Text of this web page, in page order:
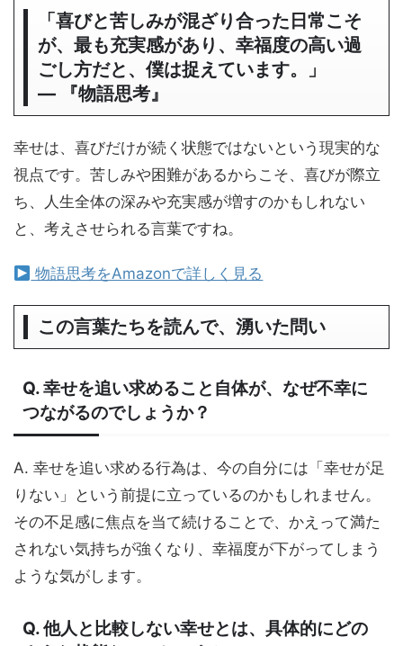
「喜びと苦しみが混ざり合った日常こそ
が、最も充実感があり、幸福度の高い過
ごし方だと、僕は捉えています。」
― 『物語思考』
幸せは、喜びだけが続く状態ではないという現実的な
視点です。苦しみや困難があるからこそ、喜びが際立
ち、人生全体の深みや充実感が増すのかもしれない
と、考えさせられる言葉ですね。
物語思考をAmazonで詳しく見る
この言葉たちを読んで、湧いた問い
Q. 幸せを追い求めること自体が、なぜ不幸に
つながるのでしょうか？
A. 幸せを追い求める行為は、今の自分には「幸せが足
りない」という前提に立っているのかもしれません。
その不足感に焦点を当て続けることで、かえって満た
されない気持ちが強くなり、幸福度が下がってしまう
ような気がします。
Q. 他人と比較しない幸せとは、具体的にどの